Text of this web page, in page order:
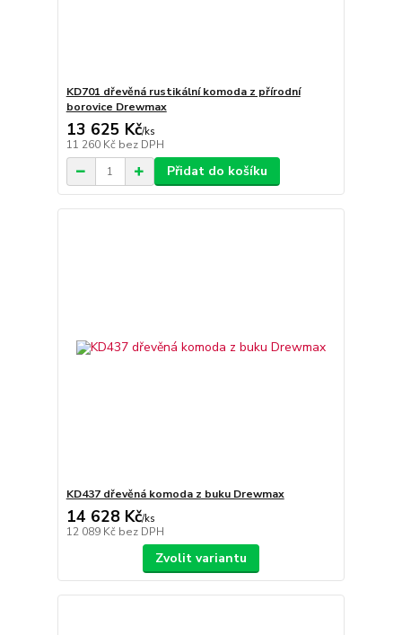
KD701 dřevěná rustikální komoda z přírodní
borovice Drewmax
13 625 Kč/ks
11 260 Kč bez DPH
Přidat do košíku
KD437 dřevěná komoda z buku Drewmax
14 628 Kč/ks
12 089 Kč bez DPH
Zvolit variantu